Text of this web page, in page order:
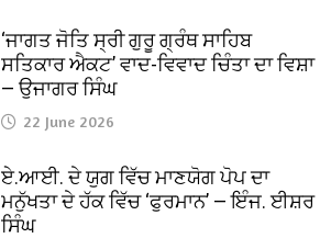
‘ਜਾਗਤ ਜੋਤਿ ਸ੍ਰੀ ਗੁਰੂ ਗ੍ਰੰਥ ਸਾਹਿਬ
ਸਤਿਕਾਰ ਐਕਟ’ ਵਾਦ-ਵਿਵਾਦ ਚਿੰਤਾ ਦਾ ਵਿਸ਼ਾ
— ਉਜਾਗਰ ਸਿੰਘ
22 June 2026
ਏ.ਆਈ. ਦੇ ਯੁਗ ਵਿੱਚ ਮਾਣਯੋਗ ਪੋਪ ਦਾ
ਮਨੁੱਖਤਾ ਦੇ ਹੱਕ ਵਿੱਚ ‘ਫੁਰਮਾਨ’ — ਇੰਜ. ਈਸ਼ਰ
ਸਿੰਘ